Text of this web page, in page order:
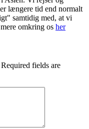
længere tid end normalt
samtidig med, at vi
omkring os her
Required fields are